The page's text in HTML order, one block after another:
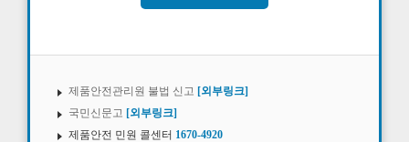
제품안전관리원 불법 신고 [외부링크]
국민신문고 [외부링크]
제품안전 민원 콜센터 1670-4920